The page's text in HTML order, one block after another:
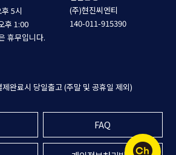
5시
후 1:00
휴무입니다.
(주)현진씨엔티
140-011-915390
완료시 당일출고 (주말 및 공휴일 제외)
FAQ